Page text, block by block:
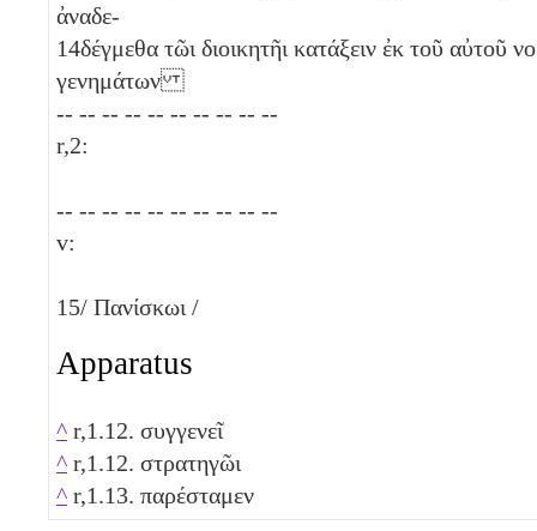
ἀναδε-
14δέγμεθα τῶι διοικητῆι κατάξειν ἐκ τοῦ αὐτοῦ
γενημάτων
-- -- -- -- -- -- -- -- -- --
r,2:
-- -- -- -- -- -- -- -- -- --
v:
15/ Πανίσκωι /
Apparatus
^ r,1.12. συγγενεῖ
^ r,1.12. στρατηγῶι
^ r,1.13. παρέσταμεν